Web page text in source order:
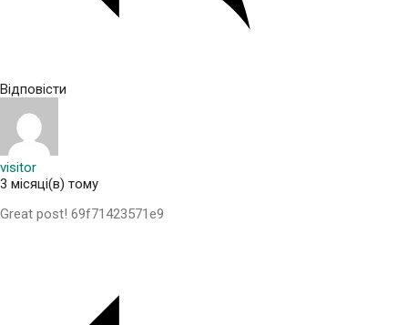
Відповісти
visitor
3 місяці(в) тому
Great post! 69f71423571e9